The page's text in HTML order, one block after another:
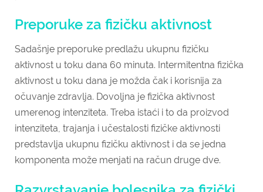
Preporuke za fizičku aktivnost
Sadašnje preporuke predlažu ukupnu fizičku
aktivnost u toku dana 60 minuta. Intermitentna fizička
aktivnost u toku dana je možda čak i korisnija za
očuvanje zdravlja. Dovoljna je fizička aktivnost
umerenog intenziteta. Treba istaći i to da proizvod
intenziteta, trajanja i učestalosti fizičke aktivnosti
predstavlja ukupnu fizičku aktivnost i da se jedna
komponenta može menjati na račun druge dve.